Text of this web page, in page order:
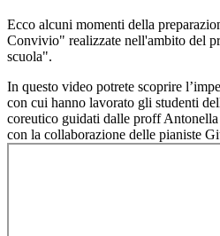
Ecco alcuni momenti della
Convivio" realizzate nell'ambito del
scuola".
In questo video potrete scoprire
con cui hanno lavorato gli studenti
coreutico guidati dalle proff
con la collaborazione delle pianiste